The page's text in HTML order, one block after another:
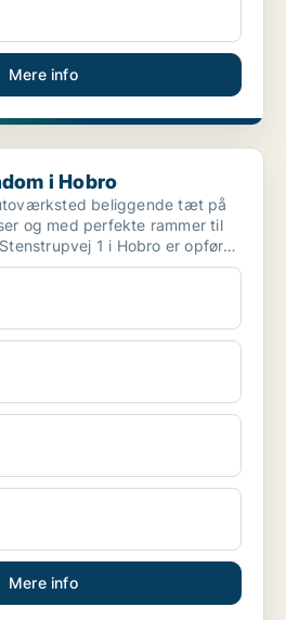
Mere info
i Hobro
tæt på
og med perfekte rammer til
1 i Hobro er opført
Mere info